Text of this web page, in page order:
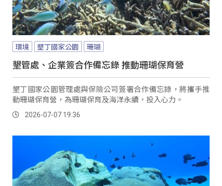
環境 墾丁國家公園 珊瑚
墾管處、企業簽合作備忘錄 推動珊瑚保育營
墾丁國家公園管理處與保險公司簽署合作備忘錄，將攜手推
動珊瑚保育營，為珊瑚保育及海洋永續，投入心力。
2026-07-07 19:36